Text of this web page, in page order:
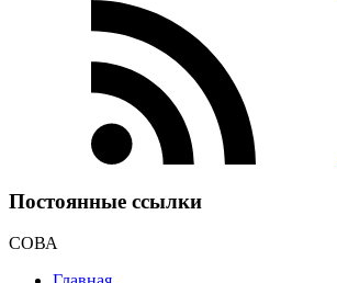
Постоянные ссылки
СОВА